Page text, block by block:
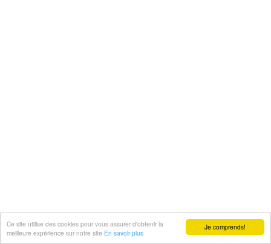
Je comprends!
Ce site utilise des cookies pour vous assurer d'obtenir la
meilleure expérience sur notre site En savoir plus